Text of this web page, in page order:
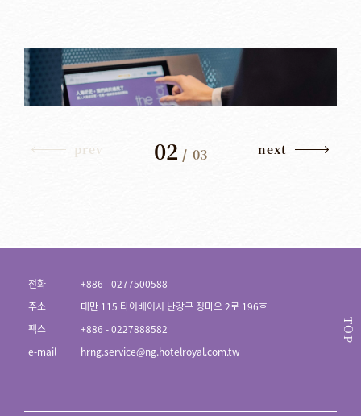
prev 02 /03 next
TOP
전화
+886 - 0277500588
주소
대만 115 타이베이시 난강구 징마오 2로 196호
팩스
+886 - 0227888582
e-mail
hrng.service@ng.hotelroyal.com.tw